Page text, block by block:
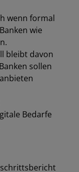
wenn formal
wie
bleibt davon
sollen
Bedarfe